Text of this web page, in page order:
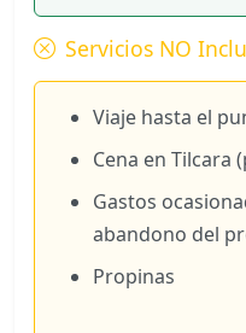
Servicios NO
Viaje hasta el
Cena en Tilcara
Gastos
abandono del
Propinas